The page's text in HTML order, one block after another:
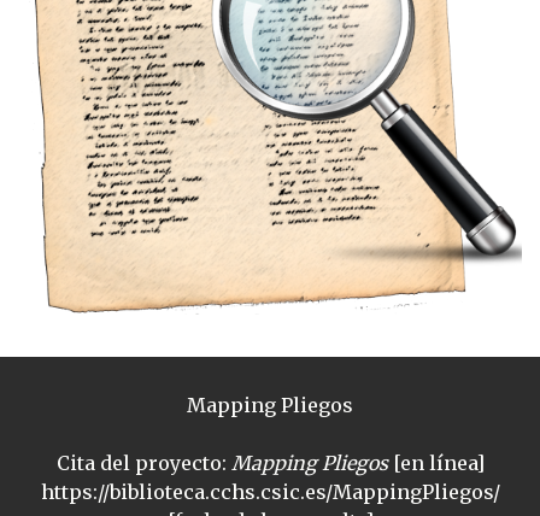
Mapping Pliegos
Cita del proyecto: Mapping Pliegos[en línea]
https://biblioteca.cchs.csic.es/MappingPliegos/